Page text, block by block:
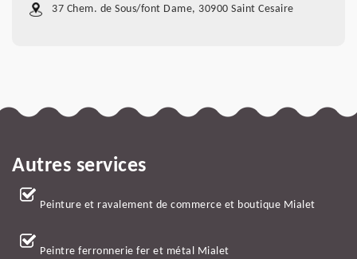
37 Chem. de Sous/font Dame, 30900 Saint Cesaire
Autres services
Peinture et ravalement de commerce et boutique Mialet
Peintre ferronnerie fer et métal Mialet